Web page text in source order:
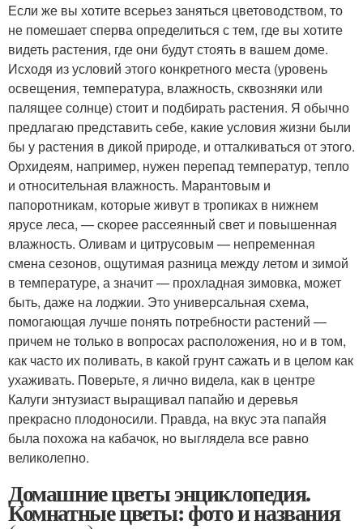
Если же вы хотите всерьез заняться цветоводством, то
не помешает сперва определиться с тем, где вы хотите
видеть растения, где они будут стоять в вашем доме.
Исходя из условий этого конкретного места (уровень
освещения, температура, влажность, сквозняки или
палящее солнце) стоит и подбирать растения. Я обычно
предлагаю представить себе, какие условия жизни были
бы у растения в дикой природе, и отталкиваться от этого.
Орхидеям, например, нужен перепад температур, тепло
и относительная влажность. Марантовым и
папоротникам, которые живут в тропиках в нижнем
ярусе леса, — скорее рассеянный свет и повышенная
влажность. Оливам и цитрусовым — непременная
смена сезонов, ощутимая разница между летом и зимой
в температуре, а значит — прохладная зимовка, может
быть, даже на лоджии. Это универсальная схема,
помогающая лучше понять потребности растений —
причем не только в вопросах расположения, но и в том,
как часто их поливать, в какой грунт сажать и в целом как
ухаживать. Поверьте, я лично видела, как в центре
Калуги энтузиаст выращивал папайю и деревья
прекрасно плодоносили. Правда, на вкус эта папайя
была похожа на кабачок, но выглядела все равно
великолепно.
Домашние цветы энциклопедия.
Комнатные цветы: фото и названия